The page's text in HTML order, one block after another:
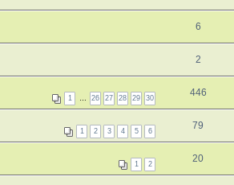
6
2
1 … 26 27 28 29 30 446
1 2 3 4 5 6 79
1 2 20